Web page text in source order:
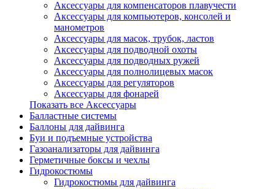
Аксессуары для компенсаторов плавучести
Аксессуары для компьютеров, консолей и
манометров
Аксессуары для масок, трубок, ластов
Аксессуары для подводной охоты
Аксессуары для подводных ружей
Аксессуары для полнолицевых масок
Аксессуары для регуляторов
Аксессуары для фонарей
Показать все Аксессуары
Балластные системы
Баллоны для дайвинга
Буи и подъемные устройства
Газоанализаторы для дайвинга
Герметичные боксы и чехлы
Гидрокостюмы
Гидрокостюмы для дайвинга